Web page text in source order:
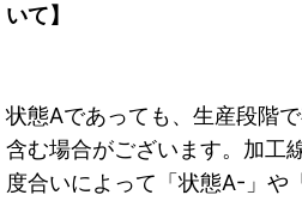
いて】
状態Aであっても、生産段階
含む場合がございます。加工
度合いによって「状態A-」や